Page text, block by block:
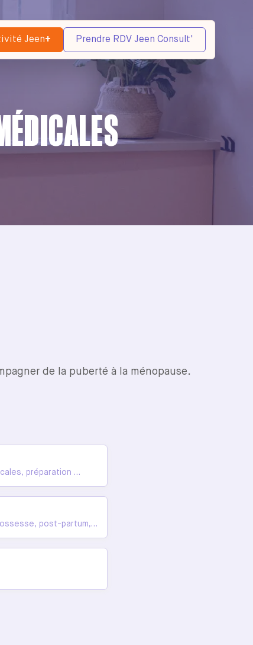
Jeen+ Prendre RDV Jeen Consult'
de la puberté à la ménopause.
préparation à
post-partum,